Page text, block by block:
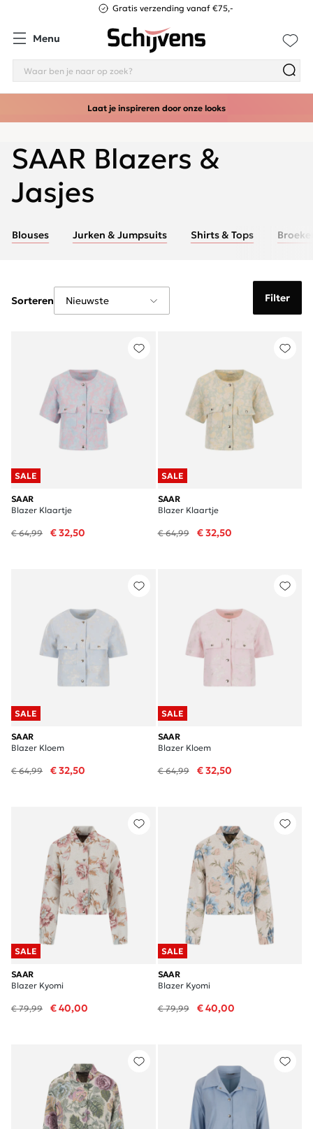
Gratis verzending vanaf €75,-
Menu
Laat je inspireren door onze looks
SAAR Blazers &
Jasjes
Blouses Jurken & Jumpsuits Shirts & Tops
Filter
Sorteren
SALE
SAAR
Blazer Klaartje
€ 64,99 € 32,50
SALE
SAAR
Blazer Klaartje
€ 64,99 € 32,50
SALE
SAAR
Blazer Kloem
€ 64,99 € 32,50
SALE
SAAR
Blazer Kloem
€ 64,99 € 32,50
SALE
SAAR
Blazer Kyomi
€ 79,99 € 40,00
SALE
SAAR
Blazer Kyomi
€ 79,99 € 40,00